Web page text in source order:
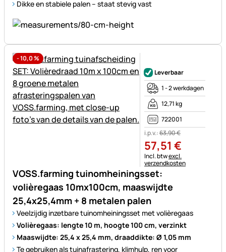
Dikke en stabiele palen – staat stevig vast
-10,0%
VOSS.farming tuinomheiningsset:
volièregaas 10mx100cm, maaswijdte
25,4x25,4mm + 8 metalen palen
Veelzijdig inzetbare tuinomheiningsset met volièregaas
Volièregaas: lengte 10 m, hoogte 100 cm, verzinkt
Maaswijdte: 25,4 x 25,4 mm, draaddikte: Ø 1,05 mm
Te gebruiken als tuinafrastering, klimhulp, ren voor
Leverbaar
1 - 2 werkdagen
12,71 kg
722001
i.p.v.:63,90€
57,51 €
Belastinginformatie:
Incl. btwexcl.
verzendkosten